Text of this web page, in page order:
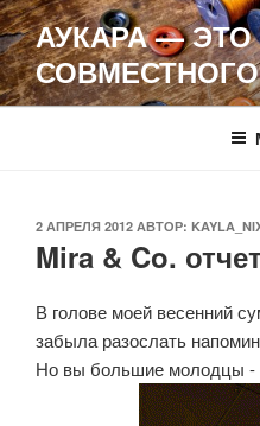
Перейти
к
содержимому
АУКАРА — ЭТО
ОПУБЛИКОВАНО
2 АПРЕЛЯ 2012 АВТОР:
Mira & Co.
В голове моей весенний
забыла разослать
Но вы большие молодцы -